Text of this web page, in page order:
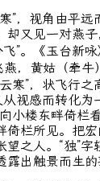
，视角由平远
却又见一对燕
”。《玉台新
，黄姑（牵牛
寒”，状飞行
从视感而转化
小楼东畔倚栏
倚栏所见。把
望之人。“独”
出触景而生的